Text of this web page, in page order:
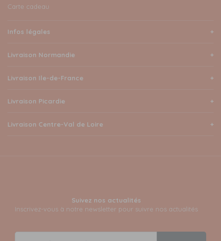
Carte cadeau
Infos légales
Livraison Normandie
Livraison Ile-de-France
Livraison Picardie
Livraison Centre-Val de Loire
Suivez nos actualités
Inscrivez-vous à notre newsletter pour suivre nos actualités